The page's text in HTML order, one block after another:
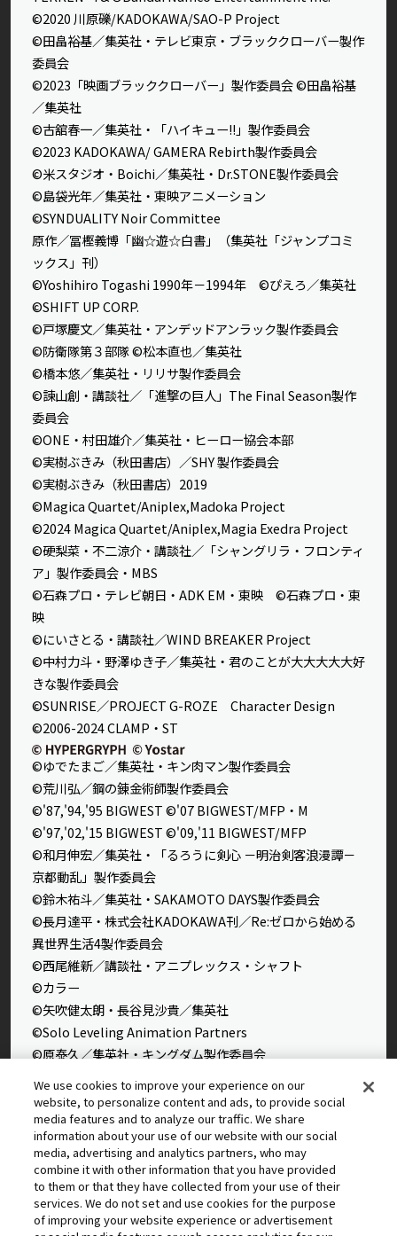
©2020 川原礫/KADOKAWA/SAO-P Project
©田畠裕基／集英社・テレビ東京・ブラッククローバー製作
委員会
©2023「映画ブラッククローバー」製作委員会 ©田畠裕基
／集英社
©古舘春一／集英社・「ハイキュー!!」製作委員会
©2023 KADOKAWA/ GAMERA Rebirth製作委員会
©米スタジオ・Boichi／集英社・Dr.STONE製作委員会
©島袋光年／集英社・東映アニメーション
©SYNDUALITY Noir Committee
原作／冨樫義博「幽☆遊☆白書」（集英社「ジャンプコミ
ックス」刊）
©Yoshihiro Togashi 1990年－1994年 ©ぴえろ／集英社
©SHIFT UP CORP.
©戸塚慶文／集英社・アンデッドアンラック製作委員会
©防衛隊第３部隊 ©松本直也／集英社
©橋本悠／集英社・リリサ製作委員会
©諫山創・講談社／「進撃の巨人」The Final Season製作
委員会
©ONE・村田雄介／集英社・ヒーロー協会本部
©実樹ぶきみ（秋田書店）／SHY 製作委員会
©実樹ぶきみ（秋田書店）2019
©Magica Quartet/Aniplex,Madoka Project
©2024 Magica Quartet/Aniplex,Magia Exedra Project
©硬梨菜・不二涼介・講談社／「シャングリラ・フロンティ
ア」製作委員会・MBS
©石森プロ・テレビ朝日・ADK EM・東映 ©石森プロ・東
映
©にいさとる・講談社／WIND BREAKER Project
©中村力斗・野澤ゆき子／集英社・君のことが大大大大大好
きな製作委員会
©SUNRISE／PROJECT G-ROZE Character Design
©2006-2024 CLAMP・ST
©ゆでたまご／集英社・キン肉マン製作委員会
©荒川弘／鋼の錬金術師製作委員会
©'87,'94,'95 BIGWEST ©'07 BIGWEST/MFP・M
©'97,'02,'15 BIGWEST ©'09,'11 BIGWEST/MFP
©和月伸宏／集英社・「るろうに剣心 －明治剣客浪漫譚－
京都動乱」製作委員会
©鈴木祐斗／集英社・SAKAMOTO DAYS製作委員会
©長月達平・株式会社KADOKAWA刊／Re:ゼロから始める
異世界生活4製作委員会
©西尾維新／講談社・アニプレックス・シャフト
©カラー
©矢吹健太朗・長谷見沙貴／集英社
©Solo Leveling Animation Partners
©原泰久／集英社・キングダム製作委員会
©石田スイ／集英社・東京喰種：re製作委員会
©外薗健／集英社
©タカヒロ・竹村洋平／集英社・魔防隊広報部
©高橋留美子／小学館・読売テレビ・サンライズ 2009
©藤本タツキ／集英社・ＭＡＰＰＡ
© 2025 MAPPA／チェンソーマンプロジェクト ©藤本タツ
キ／集英社
We use cookies to improve your experience on our
website, to personalize content and ads, to provide social
media features and to analyze our traffic. We share
information about your use of our website with our social
media, advertising and analytics partners, who may
combine it with other information that you have provided
to them or that they have collected from your use of their
services. We do not set and use cookies for the purpose
of improving your website experience or advertisement